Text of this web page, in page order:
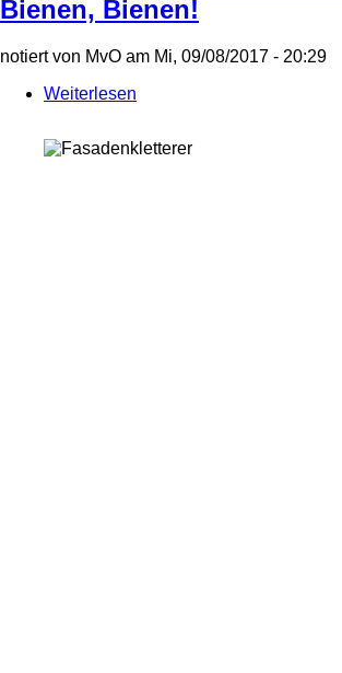
Bienen, Bienen!
notiert von MvO am Mi, 09/08/2017 - 20:29
Weiterlesen
Pankow